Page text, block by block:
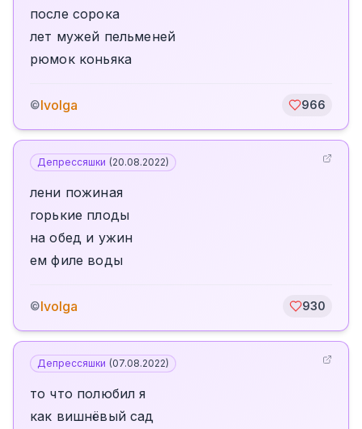
после сорока
лет мужей пельменей
рюмок коньяка
©Ivolga 966
Депрессяшки (20.08.2022)
лени пожиная
горькие плоды
на обед и ужин
ем филе воды
©Ivolga 930
Депрессяшки (07.08.2022)
то что полюбил я
как вишнёвый сад